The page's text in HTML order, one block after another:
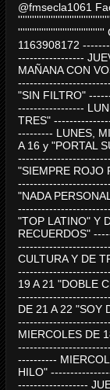
@fmsecla1061
'''''''''''''''''''''''''''''''''''''
1163908172
-----------------
MAÑANA CON
"SIN FILTRO"
-----------------
TRES"
--------- LUNES,
A 16 y "PORTAL
"SIEMPRE
"NADA
"TOP LATINO" Y
RECUERDOS"
CULTURA Y DE
19 A 21 "DOBLE
DE 21 A 22 "SOY
MIERCOLES DE
----------
HILO"
------------------